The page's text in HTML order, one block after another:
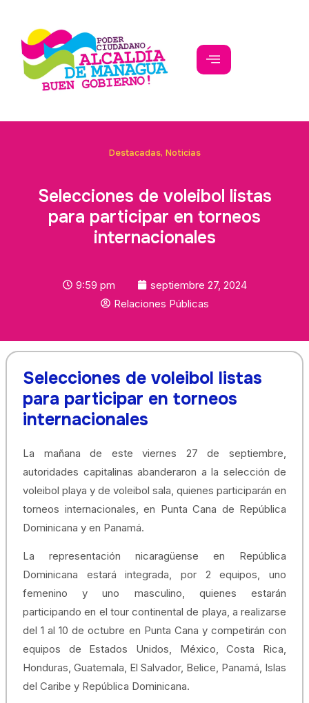
Destacadas, Noticias
Selecciones de voleibol listas
para participar en torneos
internacionales
9:59 pm
septiembre 27, 2024
Relaciones Públicas
Selecciones de voleibol listas
para participar en torneos
internacionales
La mañana de este viernes 27 de septiembre,
autoridades capitalinas abanderaron a la selección de
voleibol playa y de voleibol sala, quienes participarán en
torneos internacionales, en Punta Cana de República
Dominicana y en Panamá.
La representación nicaragüense en República
Dominicana estará integrada, por 2 equipos, uno
femenino y uno masculino, quienes estarán
participando en el tour continental de playa, a realizarse
del 1 al 10 de octubre en Punta Cana y competirán con
equipos de Estados Unidos, México, Costa Rica,
Honduras, Guatemala, El Salvador, Belice, Panamá, Islas
del Caribe y República Dominicana.